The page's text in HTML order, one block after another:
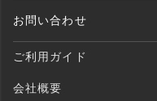
お問い合わせ
MAIL：shopping@monogallery.jp
ご利用ガイド
会社概要